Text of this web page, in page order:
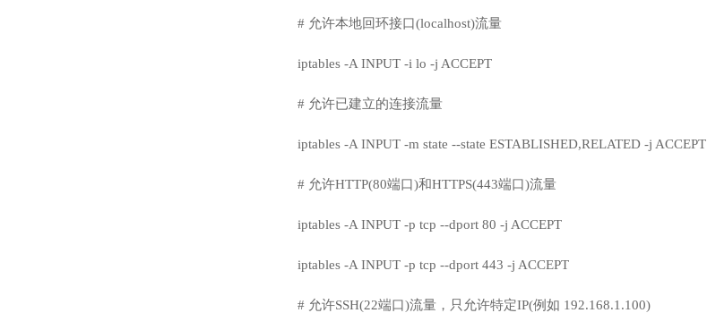
# 允许本地回环接口(localhost)流量
iptables -A INPUT -i lo -j ACCEPT
# 允许已建立的连接流量
iptables -A INPUT -m state --state ESTABLISHED,RELATED -j ACCEPT
# 允许HTTP(80端口)和HTTPS(443端口)流量
iptables -A INPUT -p tcp --dport 80 -j ACCEPT
iptables -A INPUT -p tcp --dport 443 -j ACCEPT
# 允许SSH(22端口)流量，只允许特定IP(例如 192.168.1.100)